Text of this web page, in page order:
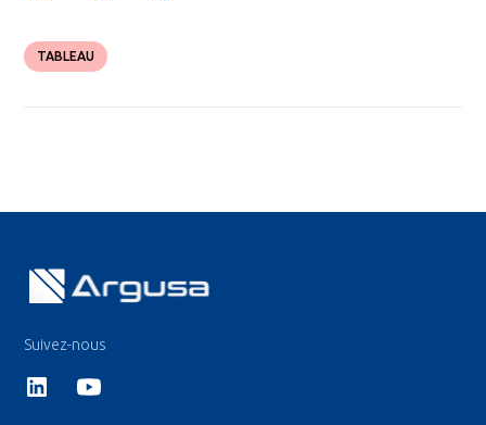
TABLEAU
Suivez-nous